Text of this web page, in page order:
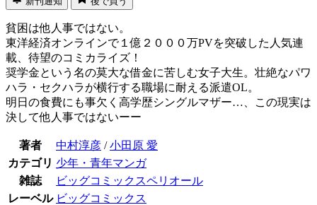
貧困は他人事ではない。
東洋経済オンラインで１億２０００万PVを突破した人気連
載、待望のコミカライズ！
奨学金という名の莫大な借金に苦しむ女子大生。壮絶なパワ
ハラ・セクハラが横行する職場に耐える派遣OL。
明日の食費にも事欠く高学歴シングルマザー…、この現実は
決して他人事ではないーー
著者 中村淳彦 /小田原 愛
カテゴリ 少年・青年マンガ
雑誌
ビッグコミックスペリオール
レーベル ビッグコミックス